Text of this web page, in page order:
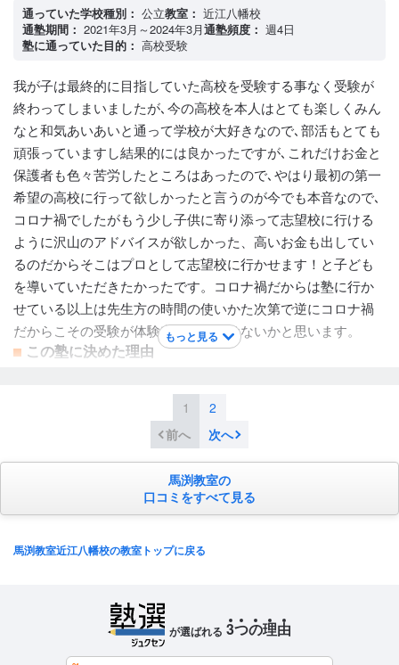
れば、優しい先生もおり、人によって性格は様々という感じ
であった。
カリキュラムについて
りも広かったが全然ついていける程度であると感じた。カリ
キュラムの難易度はクラスのレベルによって違い、難しい単
元もあったが、解説を受けたら、理解できる感じであった。
保護者への連絡手段
電話連絡 / 塾専用アプリ
アクセス・周りの環境
駅に近く、通いやすかった。また、馬渕教室のバスも利用で
きるため、多少遠くても通うことができると感じた。
通っていた学校種別： 公立教室： 近江八幡校
通塾期間： 2021年3月～2024年3月通塾頻度： 週4日
塾に通っていた目的： 高校受験
我が子は最終的に目指していた高校を受験する事なく受験が
終わってしまいましたが､今の高校を本人はとても楽しくみん
なと和気あいあいと通って学校が大好きなので､部活もとても
頑張っていますし結果的には良かったですが､これだけお金と
保護者も色々苦労したところはあったので､やはり最初の第一
希望の高校に行って欲しかったと言うのが今でも本音なので､
コロナ禍でしたがもう少し子供に寄り添って志望校に行ける
ように沢山のアドバイスが欲しかった、高いお金も出してい
るのだからそこはプロとして志望校に行かせます！と子ども
を導いていただきたかったです。コロナ禍だからは塾に行か
せている以上は先生方の時間の使いかた次第で逆にコロナ禍
だからこその受験が体験出来たんではないかと思います。
この塾に決めた理由
いと言って来たので、本人を連れて教室長様のお話を聞きに
行き、本人が本当に通いたいのかしっかり確認しましたがど
うしても通いたいと言うので､高校受験に向けて決めました。
志望していた学校
滋賀県立守山高等学校 / 滋賀県立八日市高等学校 / 光泉カトリ
ック高等学校 / 滋賀県立彦根東高等学校
優しい、厳しいではなく、子どもの意志優先なのか､コロナ禍
が悪くても何もアドバイスはなかったと思いますし､保護者に
も連絡があるわけではなかったので全く先生方の事はわから
ない感じで3年間過ぎた感じでした。親身に相談にのってくだ
もっと見る
1
2
前へ
次へ
馬渕教室の
口コミをすべて見る
馬渕教室近江八幡校の教室トップに戻る
が選ばれる 3つの理由